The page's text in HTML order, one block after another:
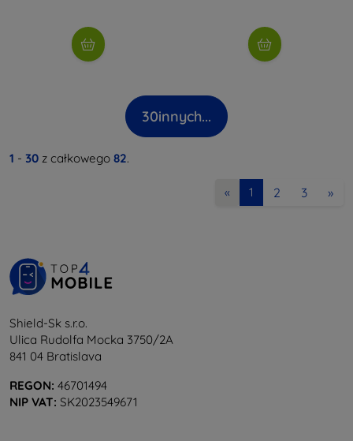
30innych...
1 - 30 z całkowego 82.
« 1 2 3 »
Shield-Sk s.r.o.
Ulica Rudolfa Mocka 3750/2A
841 04 Bratislava
REGON: 46701494
NIP VAT: SK2023549671